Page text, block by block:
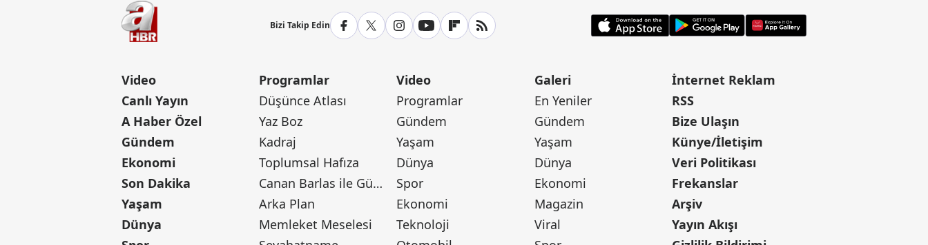
Bizi Takip Edin
Video
Canlı Yayın
A Haber Özel
Gündem
Ekonomi
Son Dakika
Yaşam
Dünya
Programlar
Düşünce Atlası
Yaz Boz
Kadraj
Toplumsal Hafıza
Canan Barlas ile Gündem
Arka Plan
Memleket Meselesi
Video
Programlar
Gündem
Yaşam
Dünya
Spor
Ekonomi
Teknoloji
Galeri
En Yeniler
Gündem
Yaşam
Dünya
Ekonomi
Magazin
Viral
İnternet Reklam
RSS
Bize Ulaşın
Künye/İletişim
Veri Politikası
Frekanslar
Arşiv
Yayın Akışı